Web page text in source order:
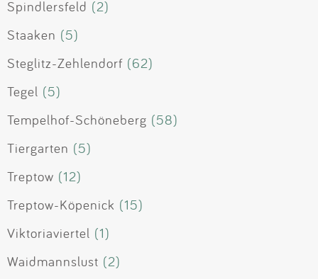
Spindlersfeld (2)
Staaken (5)
Steglitz-Zehlendorf (62)
Tegel (5)
Tempelhof-Schöneberg (58)
Tiergarten (5)
Treptow (12)
Treptow-Köpenick (15)
Viktoriaviertel (1)
Waidmannslust (2)